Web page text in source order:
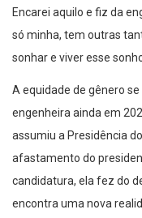
só minha, tem outras
sonhar e viver esse
engenheira ainda em
assumiu a Presidência
afastamento do
candidatura, ela fez do
encontra uma nova
engenheiras para a